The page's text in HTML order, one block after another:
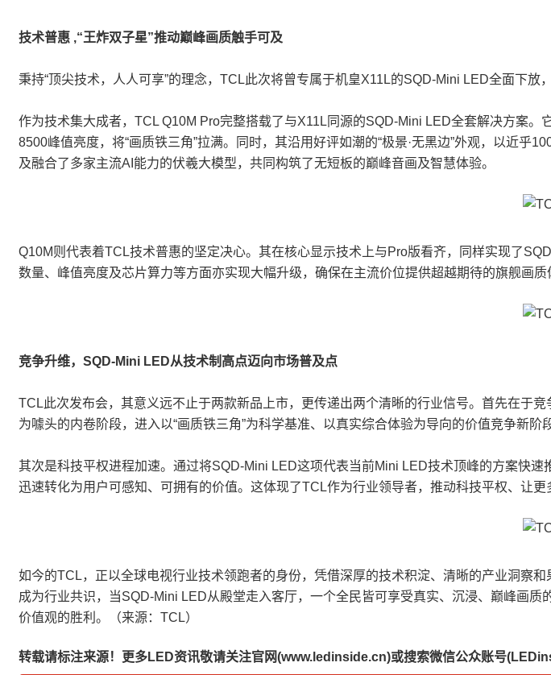
技术普惠 ,“王炸双子星”推动巅峰画质触手可及
秉持“顶尖技术，人人可享”的理念，TCL此次将曾专属于机皇X11L的SQD-Mini LED全面下放
作为技术集大成者，TCL Q10M Pro完整搭载了与X11L同源的SQD-Mini LED全套解决方案
8500峰值亮度，将“画质铁三角”拉满。同时，其沿用好评如潮的“极景·无黑边”外观，以近
及融合了多家主流AI能力的伏羲大模型，共同构筑了无短板的巅峰音画及智慧体验。
Q10M则代表着TCL技术普惠的坚定决心。其在核心显示技术上与Pro版看齐，同样实现了
数量、峰值亮度及芯片算力等方面亦实现大幅升级，确保在主流价位提供超越期待的旗舰画
竞争升维，SQD-Mini LED从技术制高点迈向市场普及点
TCL此次发布会，其意义远不止于两款新品上市，更传递出两个清晰的行业信号。首先在于
为噱头的内卷阶段，进入以“画质铁三角”为科学基准、以真实综合体验为导向的价值竞争新阶段
其次是科技平权进程加速。通过将SQD-Mini LED这项代表当前Mini LED技术顶峰的方案快
迅速转化为用户可感知、可拥有的价值。这体现了TCL作为行业领导者，推动科技平权、让更
如今的TCL，正以全球电视行业技术领跑者的身份，凭借深厚的技术积淀、清晰的产业洞察
成为行业共识，当SQD-Mini LED从殿堂走入客厅，一个全民皆可享受真实、沉浸、巅峰画
价值观的胜利。（来源：TCL）
转载请标注来源！更多LED资讯敬请关注官网(www.ledinside.cn)或搜索微信公众账号